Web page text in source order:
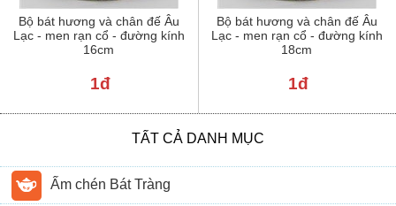
Bộ bát hương và chân đế Âu
Lạc - men rạn cổ - đường kính
16cm
1đ
Bộ bát hương và chân đế Âu
Lạc - men rạn cổ - đường kính
18cm
1đ
TẤT CẢ DANH MỤC
Ấm chén Bát Tràng